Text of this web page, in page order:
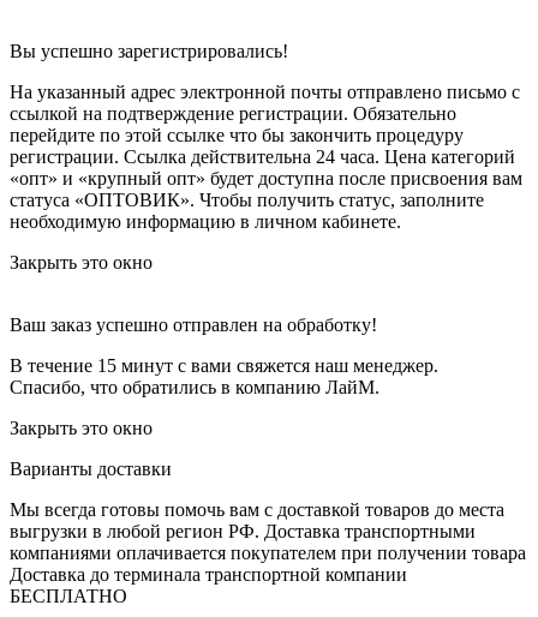
Вы успешно зарегистрировались!
На указанный адрес электронной почты отправлено письмо с
ссылкой на подтверждение регистрации. Обязательно
перейдите по этой ссылке что бы закончить процедуру
регистрации. Ссылка действительна 24 часа. Цена категорий
«опт» и «крупный опт» будет доступна после присвоения вам
статуса «ОПТОВИК». Чтобы получить статус, заполните
необходимую информацию в личном кабинете.
Закрыть это окно
Ваш заказ успешно отправлен на обработку!
В течение 15 минут с вами свяжется наш менеджер.
Спасибо, что обратились в компанию ЛайМ.
Закрыть это окно
Варианты доставки
Мы всегда готовы помочь вам с доставкой товаров до места
выгрузки в любой регион РФ. Доставка транспортными
компаниями оплачивается покупателем при получении товара
Доставка до терминала транспортной компании
БЕСПЛАТНО